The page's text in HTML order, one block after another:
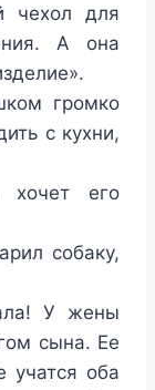
чехол для
А она
громко
с кухни,
хочет его
собаку,
У жены
сына. Ее
оба